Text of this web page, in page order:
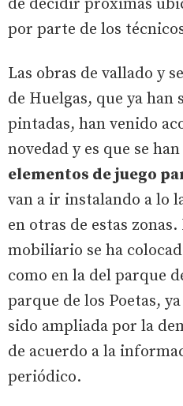
de decidir próximas
por parte de los
Las obras de vallado y
de Huelgas, que ya han
pintadas, han venido
novedad y es que se
elementos de juego
van a ir instalando a lo
en otras de estas
mobiliario se ha
como en la del parque
parque de los Poetas,
sido ampliada por la
de acuerdo a la
periódico.